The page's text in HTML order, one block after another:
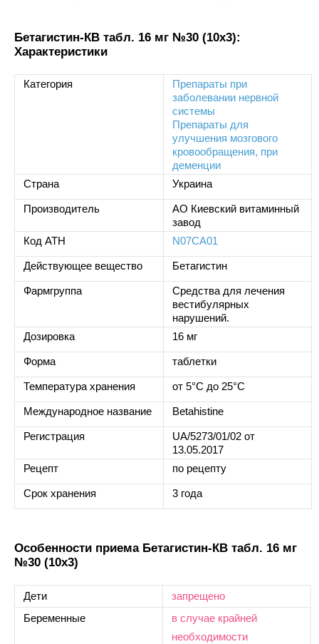
Бетагистин-КВ табл. 16 мг №30 (10х3):
Характеристики
Категория
Препараты при
заболевании нервной
системы
Препараты для
улучшения мозгового
кровообращения, при
деменции
Страна
Украина
Производитель
АО Киевский витаминный
завод
Код ATH
N07CA01
Действующее вещество Бетагистин
Фармгруппа
Средства для лечения
вестибулярных
нарушений.
Дозировка
16 мг
Форма таблетки
Температура хранения от 5°C до 25°C
Международное название Betahistine
Регистрация
UA/5273/01/02 от
13.05.2017
Рецепт
по рецепту
Срок хранения 3 года
Особенности приема Бетагистин-КВ табл. 16 мг
№30 (10х3)
Дети
запрещено
Беременные
в случае крайней
необходимости